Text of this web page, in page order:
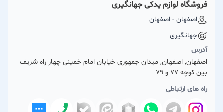
فروشگاه لوازم یدکی جهانگیری
اصفهان - اصفهان
جهانگیری
آدرس
اصفهان, اصفهان, میدان جمهوری خیابان امام خمینی چهار راه شریف
بین کوچه 77 و 79
راه های ارتباطی